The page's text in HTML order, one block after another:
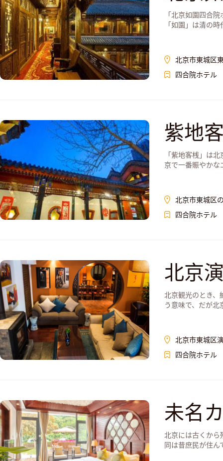
「北京如園四合
「如園」は清の
北京市東城区
四合院ホテル
紫地
「紫地客桟」は
京で一番賑やかな
北京市東城区
四合院ホテル
北京
北京観光のとき、
う意味で、だが北
北京市東城区
四合院ホテル
未名
北京には古くから
同は昔庶民が住ん